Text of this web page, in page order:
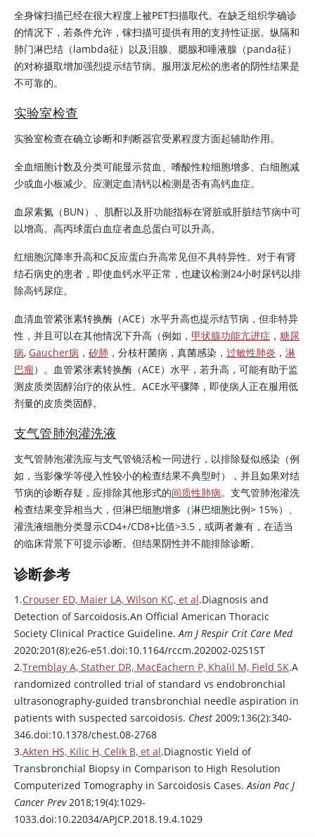
全身镓扫描已经在很大程度上被PET扫描取代。在缺乏组织学确诊
的情况下，若条件允许，镓扫描可提供有用的支持性证据。纵隔和
肺门淋巴结（lambda征）以及泪腺、腮腺和唾液腺（panda征）
的对称摄取增加强烈提示结节病。服用泼尼松的患者的阴性结果是
不可靠的。
实验室检查
实验室检查在确立诊断和判断器官受累程度方面起辅助作用。
全血细胞计数及分类可能显示贫血、嗜酸性粒细胞增多、白细胞减
少或血小板减少。应测定血清钙以检测是否有高钙血症。
血尿素氮（BUN）、肌酐以及肝功能指标在肾脏或肝脏结节病中可
以增高。高丙球蛋白血症者血总蛋白可以升高。
红细胞沉降率升高和C反应蛋白升高常见但不具特异性。对于有肾
结石病史的患者，即使血钙水平正常，也建议检测24小时尿钙以排
除高钙尿症。
血清血管紧张素转换酶（ACE）水平升高也提示结节病，但非特异
性，并且可以在其他情况下升高（例如， 甲状腺功能亢进症 ， 糖尿
病, Gaucher病 ， 矽肺 ，分枝杆菌病，真菌感染， 过敏性肺炎 ， 淋
巴瘤）。血管紧张素转换酶（ACE）水平，若升高，可能有助于监
测皮质类固醇治疗的依从性。ACE水平骤降，即使病人正在服用低
剂量的皮质类固醇。
支气管肺泡灌洗液
支气管肺泡灌洗应与支气管镜活检一同进行，以排除疑似感染（例
如，当影像学等侵入性较小的检查结果不典型时），并且如果对结
节病的诊断存疑，应排除其他形式的间质性肺病。支气管肺泡灌洗
检查结果变异相当大，但淋巴细胞增多（淋巴细胞比例> 15%）、
灌洗液细胞分类显示CD4+/CD8+比值>3.5，或两者兼有，在适当
的临床背景下可提示诊断。但结果阴性并不能排除诊断。
诊断参考
1.Crouser ED, Maier LA, Wilson KC, et al.Diagnosis and
Detection of Sarcoidosis.An Official American Thoracic
Society Clinical Practice Guideline.Am J Respir Crit Care Med
2020;201(8):e26-e51.doi:10.1164/rccm.202002-0251ST
2.Tremblay A, Stather DR, MacEachern P, Khalil M, Field SK.A
randomized controlled trial of standard vs endobronchial
ultrasonography-guided transbronchial needle aspiration in
patients with suspected sarcoidosis. Chest 2009;136(2):340-
346.doi:10.1378/chest.08-2768
3.Akten HS, Kilic H, Celik B, et al.Diagnostic Yield of
Transbronchial Biopsy in Comparison to High Resolution
Computerized Tomography in Sarcoidosis Cases.Asian Pac J
Cancer Prev2018;19(4):1029-
1033.doi:10.22034/APJCP.2018.19.4.1029